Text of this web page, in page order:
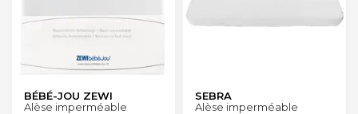
BÉBÉ-JOU ZEWI
Alèse imperméable
SEBRA
Alèse imperméable